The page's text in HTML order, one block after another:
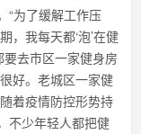
“为了缓解工作压
，我每天都‘泡’在健
去市区一家健身房
好。老城区一家健
着疫情防控形势持
不少年轻人都把健